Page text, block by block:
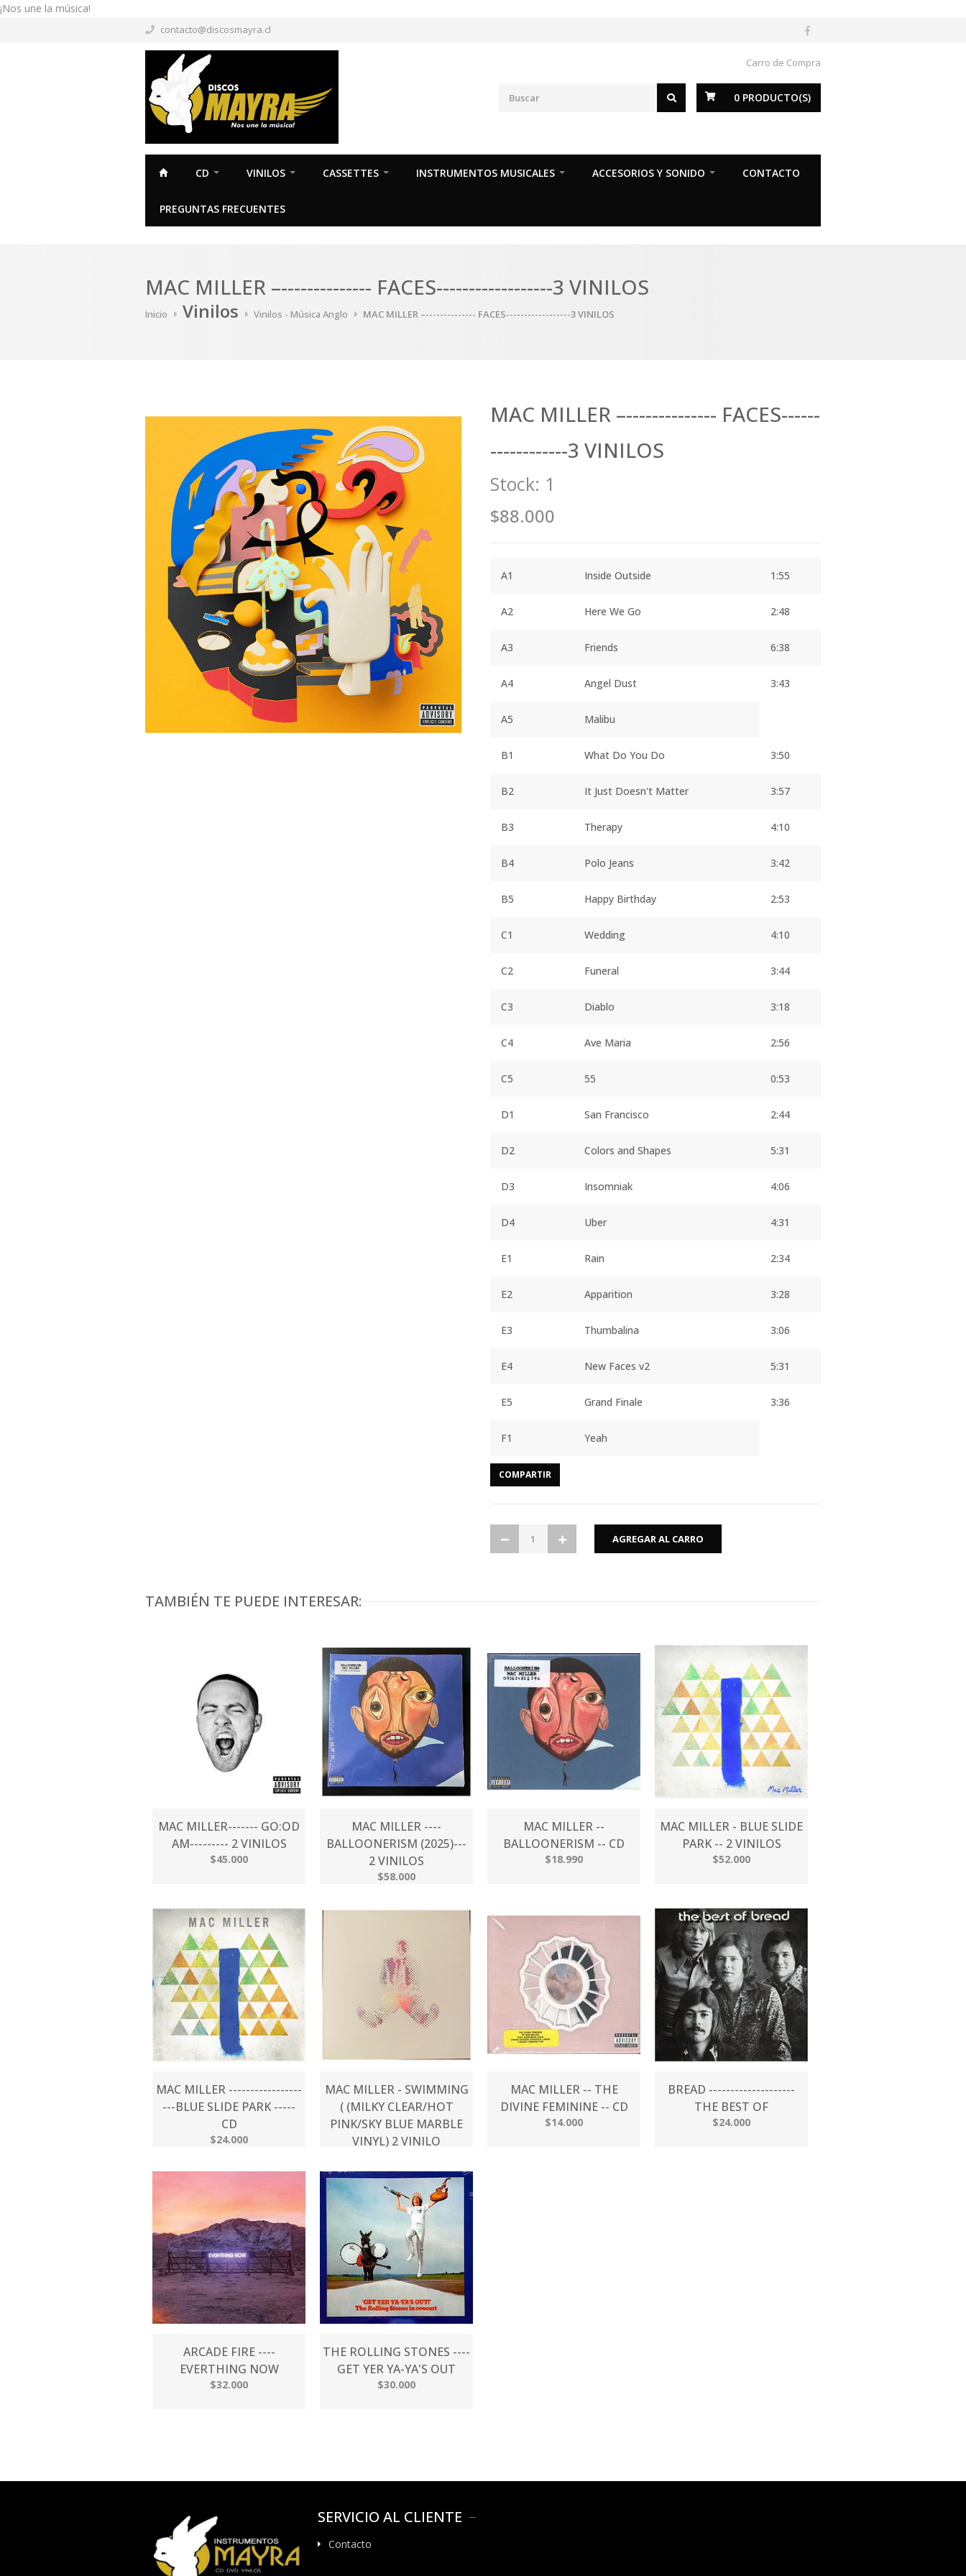
¡Nos une la música!
contacto@discosmayra.cl
Carro de Compra
0 PRODUCTO(S)
CD VINILOS CASSETTES INSTRUMENTOS MUSICALES ACCESORIOS Y SONIDO CONTACTO
PREGUNTAS FRECUENTES
MAC MILLER –-------------- FACES------------------3 VINILOS
Inicio Vinilos Vinilos - Música Anglo MAC MILLER –-------------- FACES------------------3 VINILOS
MAC MILLER –-------------- FACES------
------------3 VINILOS
Stock: 1
$88.000
A1 Inside Outside 1:55
A2 Here We Go 2:48
A3 Friends 6:38
A4 Angel Dust 3:43
A5 Malibu
B1 What Do You Do 3:50
B2 It Just Doesn't Matter 3:57
B3 Therapy 4:10
B4 Polo Jeans 3:42
B5 Happy Birthday 2:53
C1 Wedding 4:10
C2 Funeral 3:44
C3 Diablo 3:18
C4 Ave Maria 2:56
C5 55 0:53
D1 San Francisco 2:44
D2 Colors and Shapes 5:31
D3 Insomniak 4:06
D4 Uber 4:31
E1 Rain 2:34
E2 Apparition 3:28
E3 Thumbalina 3:06
E4 New Faces v2 5:31
E5 Grand Finale 3:36
F1 Yeah
COMPARTIR
TAMBIÉN TE PUEDE INTERESAR:
MAC MILLER------- GO:OD
AM--------- 2 VINILOS
$45.000
MAC MILLER ----
BALLOONERISM (2025)---
2 VINILOS
$58.000
MAC MILLER --
BALLOONERISM -- CD
$18.990
MAC MILLER - BLUE SLIDE
PARK -- 2 VINILOS
$52.000
MAC MILLER -----------------
---BLUE SLIDE PARK -----
CD
$24.000
MAC MILLER - SWIMMING
( (MILKY CLEAR/HOT
PINK/SKY BLUE MARBLE
VINYL) 2 VINILO
MAC MILLER -- THE
DIVINE FEMININE -- CD
$14.000
BREAD --------------------
THE BEST OF
$24.000
ARCADE FIRE ----
EVERTHING NOW
$32.000
THE ROLLING STONES ----
GET YER YA-YA'S OUT
$30.000
SERVICIO AL CLIENTE
Contacto